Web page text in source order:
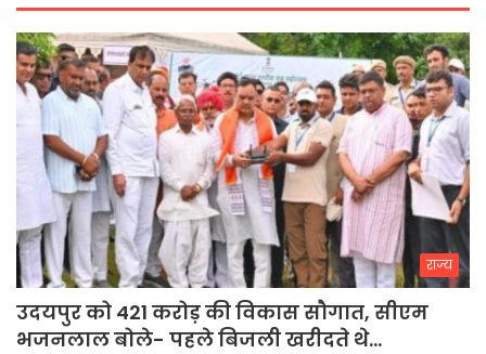
राज्य
उदयपुर को 421 करोड़ की विकास सौगात, सीएम
भजनलाल बोले- पहले बिजली खरीदते थे…